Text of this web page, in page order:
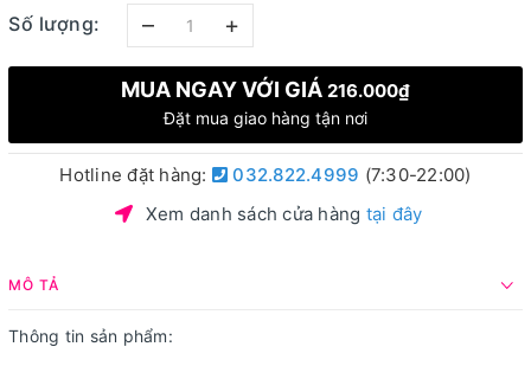
Số lượng: – +
MUA NGAY VỚI GIÁ 216.000₫
Đặt mua giao hàng tận nơi
Hotline đặt hàng: 032.822.4999 (7:30-22:00)
Xem danh sách cửa hàng tại đây
MÔ TẢ
Thông tin sản phẩm: